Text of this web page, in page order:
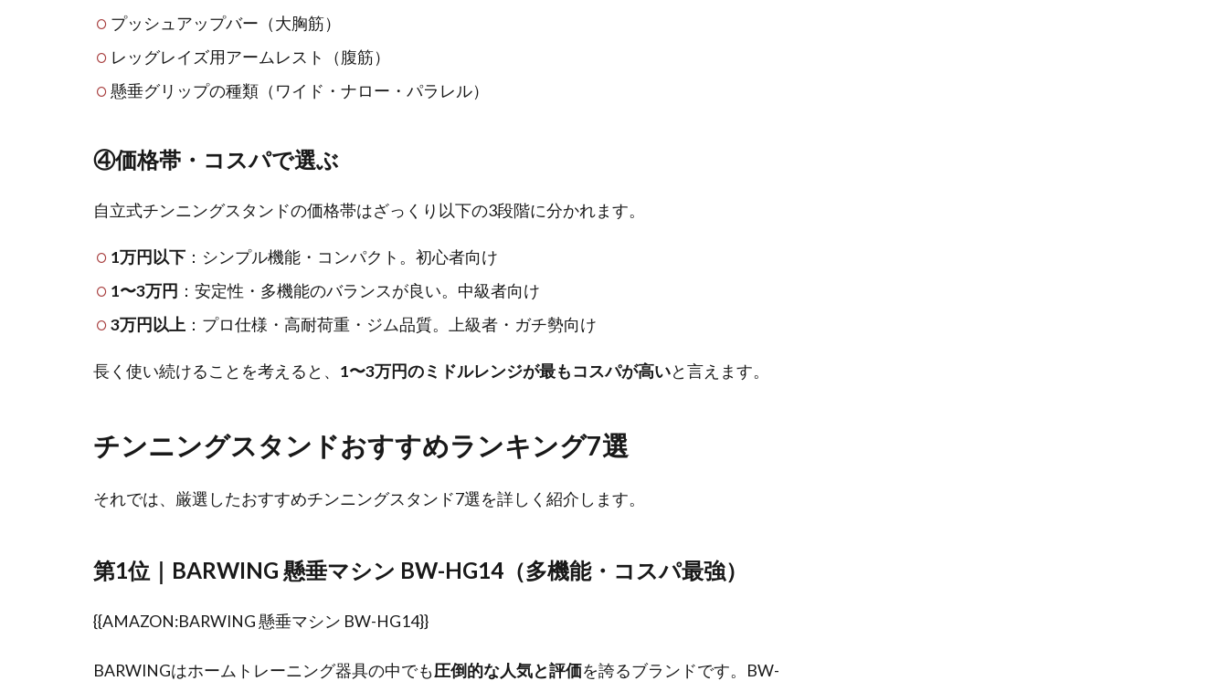
プッシュアップバー（大胸筋）
レッグレイズ用アームレスト（腹筋）
懸垂グリップの種類（ワイド・ナロー・パラレル）
④価格帯・コスパで選ぶ
自立式チンニングスタンドの価格帯はざっくり以下の3段階に分かれます。
1万円以下：シンプル機能・コンパクト。初心者向け
1〜3万円 ：安定性・多機能のバランスが良い。中級者向け
3万円以上 ：プロ仕様・高耐荷重・ジム品質。上級者・ガチ勢向け
長く使い続けることを考えると、 1〜3万円のミドルレンジが最もコスパが高いと言えます。
チンニングスタンドおすすめランキング7選
それでは、厳選したおすすめチンニングスタンド7選を詳しく紹介します。
第1位｜BARWING 懸垂マシン BW-HG14（多機能・コスパ最強）
{{AMAZON:BARWING 懸垂マシン BW-HG14}}
BARWINGはホームトレーニング器具の中でも圧倒的な人気と評価を誇るブランドです。BW-